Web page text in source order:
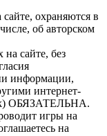
охраняются в
об авторском
сайте, без
информации,
интернет-
ОБЯЗАТЕЛЬНА.
игры на
на